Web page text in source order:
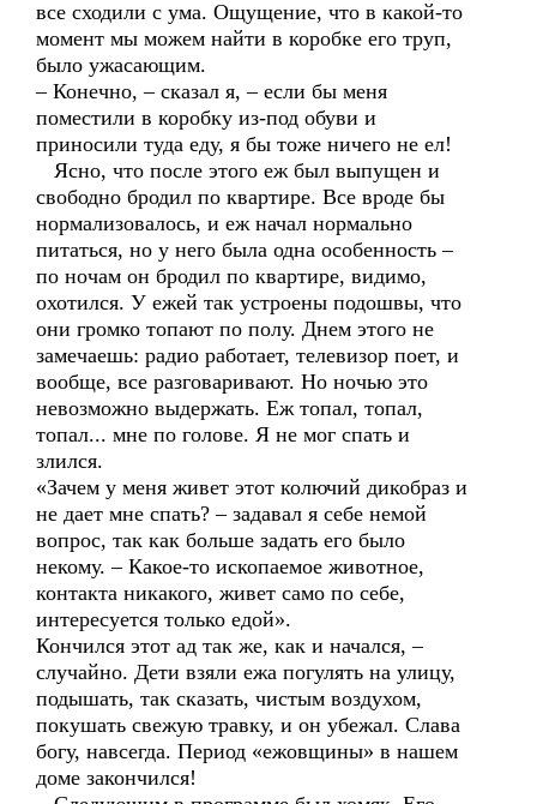
все сходили с ума. Ощущение, что в какой-то
момент мы можем найти в коробке его труп,
было ужасающим.
– Конечно, – сказал я, – если бы меня
поместили в коробку из-под обуви и
приносили туда еду, я бы тоже ничего не ел!
Ясно, что после этого еж был выпущен и
свободно бродил по квартире. Все вроде бы
нормализовалось, и еж начал нормально
питаться, но у него была одна особенность –
по ночам он бродил по квартире, видимо,
охотился. У ежей так устроены подошвы, что
они громко топают по полу. Днем этого не
замечаешь: радио работает, телевизор поет, и
вообще, все разговаривают. Но ночью это
невозможно выдержать. Еж топал, топал,
топал... мне по голове. Я не мог спать и
злился.
«Зачем у меня живет этот колючий дикобраз и
не дает мне спать? – задавал я себе немой
вопрос, так как больше задать его было
некому. – Какое-то ископаемое животное,
контакта никакого, живет само по себе,
интересуется только едой».
Кончился этот ад так же, как и начался, –
случайно. Дети взяли ежа погулять на улицу,
подышать, так сказать, чистым воздухом,
покушать свежую травку, и он убежал. Слава
богу, навсегда. Период «ежовщины» в нашем
доме закончился!